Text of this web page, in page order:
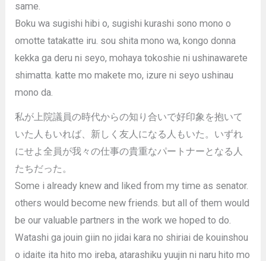
same.
Boku wa sugishi hibi o, sugishi kurashi sono mono o
omotte tatakatte iru. sou shita mono wa, kongo donna
kekka ga deru ni seyo, mohaya tokoshie ni ushinawarete
shimatta. katte mo makete mo, izure ni seyo ushinau
mono da.
私が上院議員の時代からの知り合いで好印象を抱いて
いた人もいれば、新しく友人になる人もいた。いずれ
にせよ全員が我々の仕事の貴重なパートナーとなる人
たちだった。
Some i already knew and liked from my time as senator.
others would become new friends. but all of them would
be our valuable partners in the work we hoped to do.
Watashi ga jouin giin no jidai kara no shiriai de kouinshou
o idaite ita hito mo ireba, atarashiku yuujin ni naru hito mo